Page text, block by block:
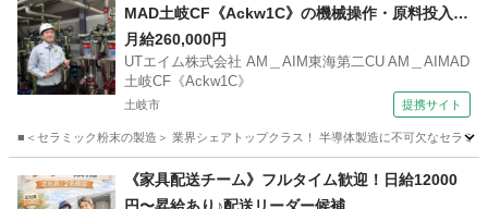
MAD土岐CF《Ackw1C》の機械操作・原料投入・
検査・梱包 【週払い】
月給260,000円
UTエイム株式会社 AM＿AIM東海第二CU AM＿AIMAD
土岐CF《Ackw1C》
土岐市 提携サイト
■＜セラミック粉末の製造＞ 業界シェアトップクラス！ 半導体製造に不可欠なセラミ
工場
《家具配送チーム》フルタイム歓迎！日給12000